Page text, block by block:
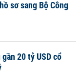
sơ sang Bộ Công
20 tỷ USD cổ